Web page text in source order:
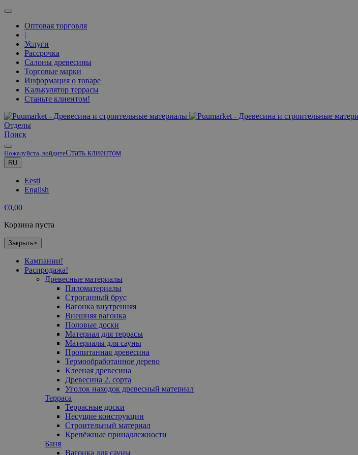
Оптовая торговля
|
Услуги
Рассрочка
Салоны древесины
Торговые марки
Информация о товаре
Kалькулятор террасы
Станьте клиентом!
Oтделы
Поиск
Пожалуйста, войдитеСтать клиентом
RU
Eesti
English
€0,00
Корзина пуста
Закрыть×
Кампании!
Распродажа!
Древесные материалы
Пиломатериалы
Cтроганный брус
Вагонка внутренняя
Внешняя вагонка
Половые доски
Материал для террасы
Mатериалы для сауны
Пропитанная древесина
Термообработанное дерево
Клееная древесина
Древесина 2. сорта
Уголок находок древесный материал
Терраса
Террасные доски
Несущие конструкции
Строительный материал
Крепёжные принадлежности
Баня
Вагонка для сауны